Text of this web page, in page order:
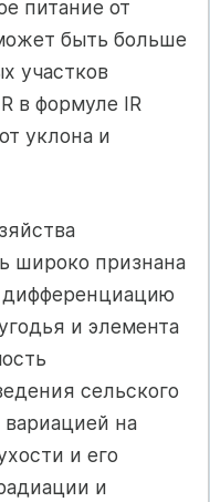
питание от
быть больше
участков
в формуле IR
уклона и
широко признана
дифференциацию
и элемента
сельского
вариацией на
и его
и